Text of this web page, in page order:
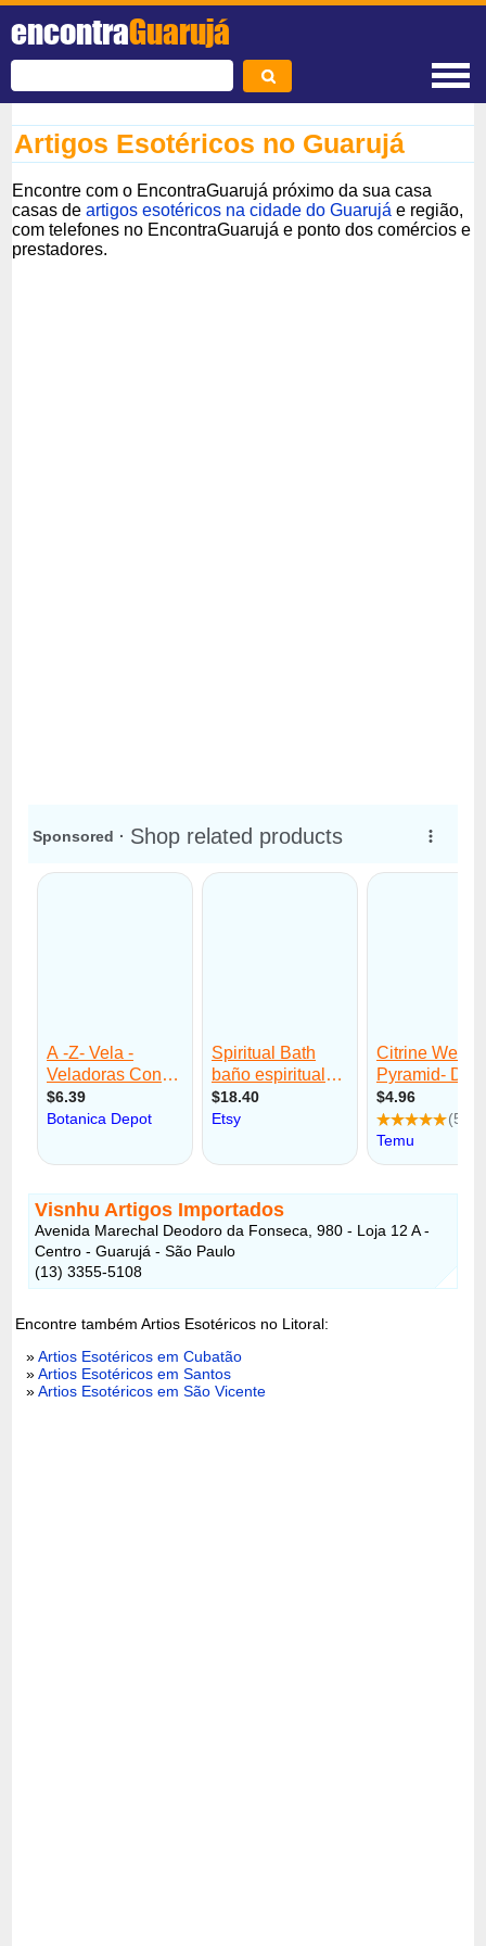
encontraGuarujá
Artigos Esotéricos no Guarujá
Encontre com o EncontraGuarujá próximo da sua casa
casas deartigos esotéricos na cidade do Guarujá e região,
com telefones no EncontraGuarujá e ponto dos comércios e
prestadores.
Visnhu Artigos Importados
Avenida Marechal Deodoro da Fonseca, 980 - Loja 12 A -
Centro - Guarujá - São Paulo
(13) 3355-5108
Encontre também Artios Esotéricos no Litoral:
»Artios Esotéricos em Cubatão
»Artios Esotéricos em Santos
»Artios Esotéricos em São Vicente